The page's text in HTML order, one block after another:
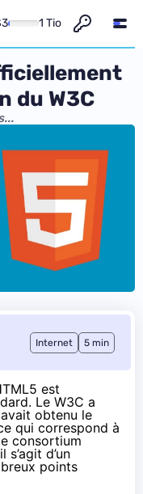
1 Tio
du W3C
Internet 5 min
est
Le W3C a
obtenu le
qui correspond à
consortium
d’un
points